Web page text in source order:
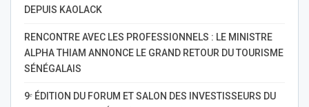
DEPUIS KAOLACK
RENCONTRE AVEC LES PROFESSIONNELS : LE MINISTRE
ALPHA THIAM ANNONCE LE GRAND RETOUR DU TOURISME
SÉNÉGALAIS
9ᵉ ÉDITION DU FORUM ET SALON DES INVESTISSEURS DU